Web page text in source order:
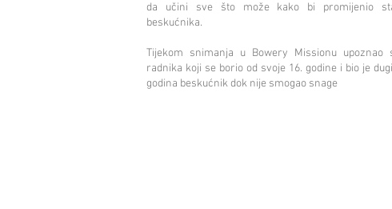
da učini sve što može kako bi promijenio
beskućnika.
Tijekom snimanja u Bowery Missionu upoznao
radnika koji se borio od svoje 16. godine i bio je
godina beskućnik dok nije smogao snage